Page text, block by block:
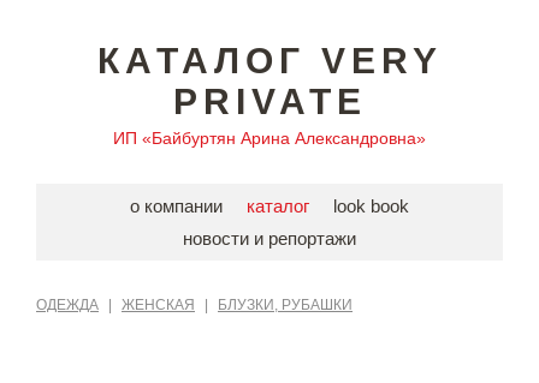
КАТАЛОГ VERY
PRIVATE
ИП «Байбуртян Арина Александровна»
о компании каталог
look book
новости и репортажи
ОДЕЖДА ЖЕНСКАЯ БЛУЗКИ, РУБАШКИ